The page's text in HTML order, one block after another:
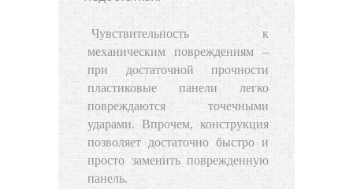
Чувствительность к
механическим повреждениям –
при достаточной прочности
пластиковые панели легко
повреждаются точечными
ударами. Впрочем, конструкция
позволяет достаточно быстро и
просто заменить поврежденную
панель.